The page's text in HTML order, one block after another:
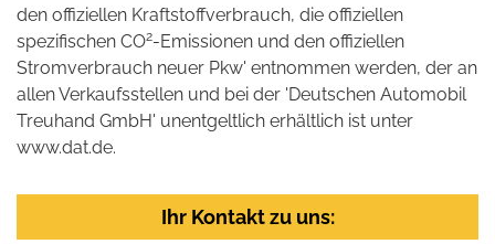
den offiziellen Kraftstoffverbrauch, die offiziellen
spezifischen CO2-Emissionen und den offiziellen
Stromverbrauch neuer Pkw' entnommen werden, der an
allen Verkaufsstellen und bei der 'Deutschen Automobil
Treuhand GmbH' unentgeltlich erhältlich ist unter
www.dat.de.
Ihr Kontakt zu uns: